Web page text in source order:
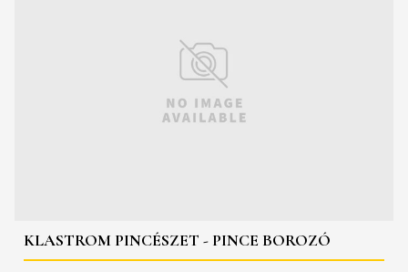
KLASTROM PINCÉSZET - PINCE BOROZÓ